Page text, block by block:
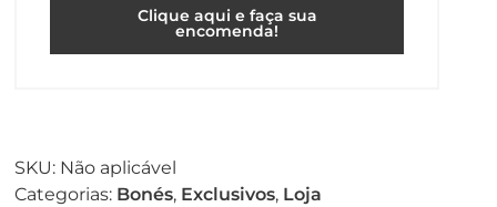
Clique aqui e faça sua
encomenda!
SKU: Não aplicável
Categorias: Bonés, Exclusivos, Loja